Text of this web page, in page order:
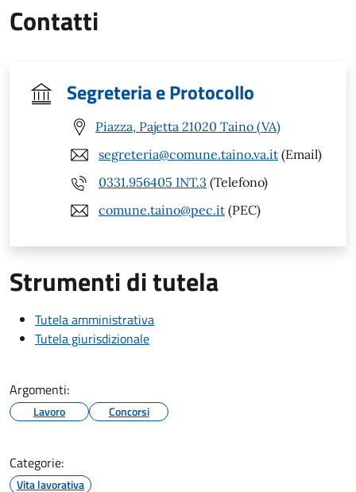
Contatti
Segreteria e Protocollo
Piazza, Pajetta 21020 Taino (VA)
segreteria@comune.taino.va.it (Email)
0331.956405 INT.3 (Telefono)
comune.taino@pec.it (PEC)
Strumenti di tutela
Tutela amministrativa
Tutela giurisdizionale
Argomenti:
Lavoro Concorsi
Categorie:
Vita lavorativa